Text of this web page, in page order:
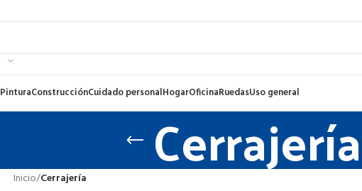
PinturaConstrucciónCuidado personalHogarOficinaRuedasUso general
Cerrajería
Inicio/Cerrajería